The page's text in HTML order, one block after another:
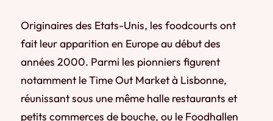
Originaires des Etats-Unis, les foodcourts ont
fait leur apparition en Europe au début des
années 2000. Parmi les pionniers figurent
notamment le Time Out Market à Lisbonne,
réunissant sous une même halle restaurants et
petits commerces de bouche, ou le Foodhallen